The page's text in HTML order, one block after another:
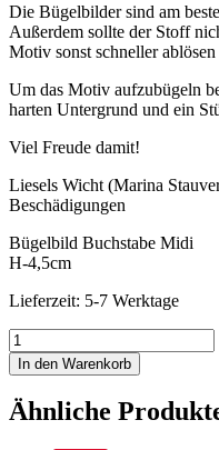
Die Bügelbilder sind am
Außerdem sollte der Stoff
Motiv sonst schneller ablösen
Um das Motiv aufzubügeln
harten Untergrund und ein
Viel Freude damit!
Liesels Wicht (Marina
Beschädigungen
Bügelbild Buchstabe Midi
H-4,5cm
Lieferzeit: 5-7 Werktage
BB-
Painted-
P2-
Midi
Menge
In den Warenkorb
Ähnliche